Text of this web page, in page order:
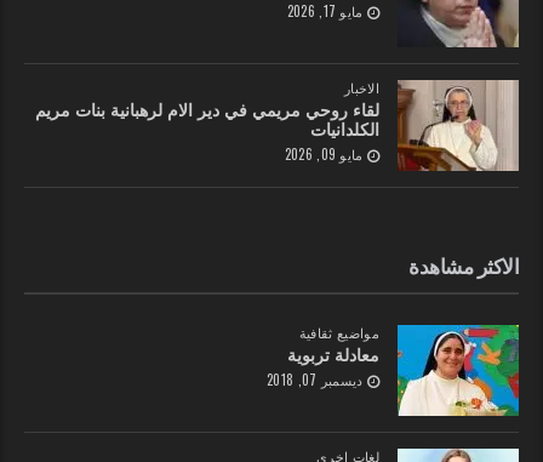
مايو 17, 2026
الاخبار
لقاء روحي مريمي في دير الام لرهبانية بنات مريم
الكلدانيات
مايو 09, 2026
الاكثر مشاهدة
مواضيع ثقافية
معادلة تربوية
ديسمبر 07, 2018
لغات اخرى